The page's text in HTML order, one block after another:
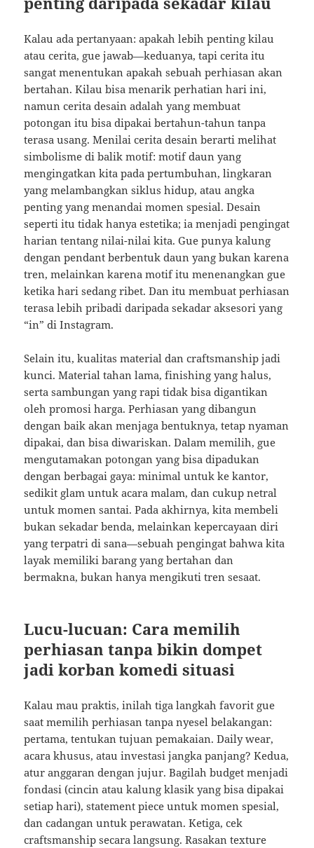
Kalau ada pertanyaan: apakah lebih penting kilau
atau cerita, gue jawab—keduanya, tapi cerita itu
sangat menentukan apakah sebuah perhiasan akan
bertahan. Kilau bisa menarik perhatian hari ini,
namun cerita desain adalah yang membuat
potongan itu bisa dipakai bertahun-tahun tanpa
terasa usang. Menilai cerita desain berarti melihat
simbolisme di balik motif: motif daun yang
mengingatkan kita pada pertumbuhan, lingkaran
yang melambangkan siklus hidup, atau angka
penting yang menandai momen spesial. Desain
seperti itu tidak hanya estetika; ia menjadi pengingat
harian tentang nilai-nilai kita. Gue punya kalung
dengan pendant berbentuk daun yang bukan karena
tren, melainkan karena motif itu menenangkan gue
ketika hari sedang ribet. Dan itu membuat perhiasan
terasa lebih pribadi daripada sekadar aksesori yang
“in” di Instagram.
Selain itu, kualitas material dan craftsmanship jadi
kunci. Material tahan lama, finishing yang halus,
serta sambungan yang rapi tidak bisa digantikan
oleh promosi harga. Perhiasan yang dibangun
dengan baik akan menjaga bentuknya, tetap nyaman
dipakai, dan bisa diwariskan. Dalam memilih, gue
mengutamakan potongan yang bisa dipadukan
dengan berbagai gaya: minimal untuk ke kantor,
sedikit glam untuk acara malam, dan cukup netral
untuk momen santai. Pada akhirnya, kita membeli
bukan sekadar benda, melainkan kepercayaan diri
yang terpatri di sana—sebuah pengingat bahwa kita
layak memiliki barang yang bertahan dan
bermakna, bukan hanya mengikuti tren sesaat.
Lucu-lucuan: Cara memilih
perhiasan tanpa bikin dompet
jadi korban komedi situasi
Kalau mau praktis, inilah tiga langkah favorit gue
saat memilih perhiasan tanpa nyesel belakangan:
pertama, tentukan tujuan pemakaian. Daily wear,
acara khusus, atau investasi jangka panjang? Kedua,
atur anggaran dengan jujur. Bagilah budget menjadi
fondasi (cincin atau kalung klasik yang bisa dipakai
setiap hari), statement piece untuk momen spesial,
dan cadangan untuk perawatan. Ketiga, cek
craftsmanship secara langsung. Rasakan texture